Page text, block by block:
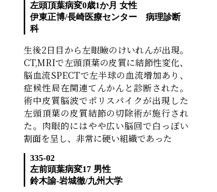
左頭頂葉病変0歳1か月 女性
伊東正博/長崎医療センター 病理診断
科
生後2日目から左眼瞼のけいれんが出現。
CT,MRIで左頭頂葉の皮質に結節性変化、
脳血流SPECTで左半球の血流増加あり、
症候性局在関連てんかんと診断された。
術中皮質脳波でポリスパイクが出現した
左頭頂葉の皮質結節の切除術が施行され
た。肉眼的にはやや広い脳回で白っぽい
割面を呈し、非常に硬い組織であった
335-02
左前頭葉病変17 男性
鈴木諭-岩城徹/九州大学